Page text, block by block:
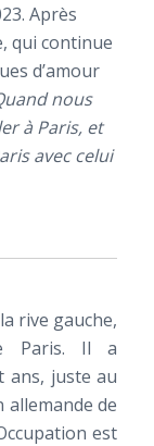
Après
qui continue
d’amour
nous
à Paris, et
avec celui
rive gauche,
Paris. Il a
ans, juste au
allemande de
est